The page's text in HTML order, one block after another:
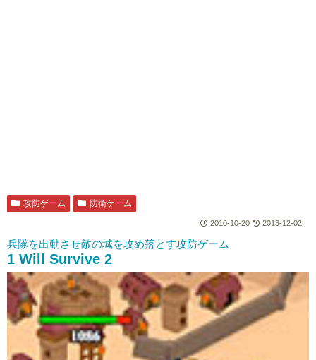
攻防ゲーム 防衛ゲーム
2010-10-20 2013-12-02
兵隊を出動させ敵の城を攻め落とす攻防ゲーム
1 Will Survive 2